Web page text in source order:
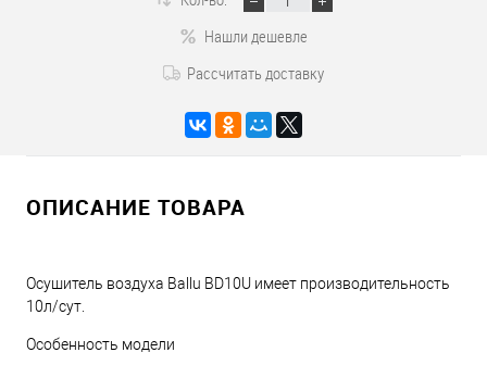
Нашли дешевле
Рассчитать доставку
ОПИСАНИЕ ТОВАРА
Осушитель воздуха Ballu BD10U имеет производительность
10л/сут.
Особенность модели